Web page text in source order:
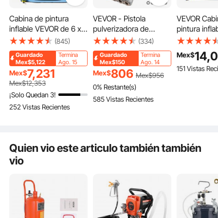
Pliega y guarda fácilmente la cabina de pintura inflable portátil en la bolsa de
almacenamiento incluida para un transporte y movilidad sin esfuerzo. Ya sea
para trabajar al aire libre o para desplazarte entre diferentes lugares, ofrece una
comodidad inigualable.
Cabina de pintura
inflable VEVOR de 6 x 3
x 2,4 m, cabina de
pintura inflable,
sopladores de alta
potencia de 480 W +
750 W, sistema de
filtro de aire para
coche,
estacionamiento,
(845)
Guardado
Mex$5,122
Termina
Ago. 15
Mex$7,231
Mex$12,353
¡Solo Quedan 3!
252 Vistas Recientes
VEVOR - Pistola
pulverizadora de
estuco de 4 chorros y
3 HP, para yeso,
mortero de cemento,
pintura de pared,
herramienta manual
para pintar paredes o
techos.
(334)
Guardado
Mex$150
Termina
Ago. 14
Mex$806 Mex$956
0% Restante(s)
585 Vistas Recientes
VEVOR
pintura
13 x 8.5
pintura
sopladores
potencia
Mex$
151 Vistas
Quien vio este articulo también también
vio